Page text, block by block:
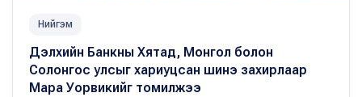
Нийгэм
Дэлхийн Банкны Хятад, Монгол болон
Солонгос улсыг хариуцсан шинэ захирлаар
Мара Уорвикийг томилжээ